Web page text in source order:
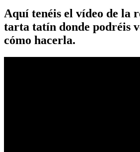
Aquí tenéis el vídeo de la
tarta tatín donde podréis
cómo hacerla.